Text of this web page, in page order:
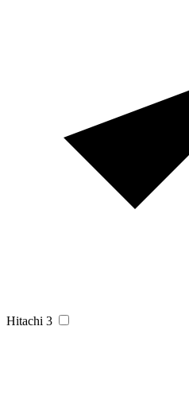
Hitachi 3